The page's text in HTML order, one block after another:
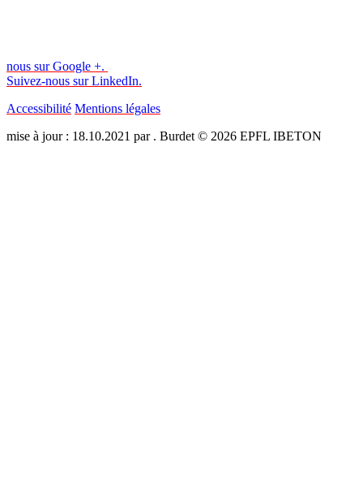
nous sur Google +.
Suivez-nous sur LinkedIn.
Accessibilité Mentions légales
mise à jour : 18.10.2021 par . Burdet © 2026 EPFL IBETON